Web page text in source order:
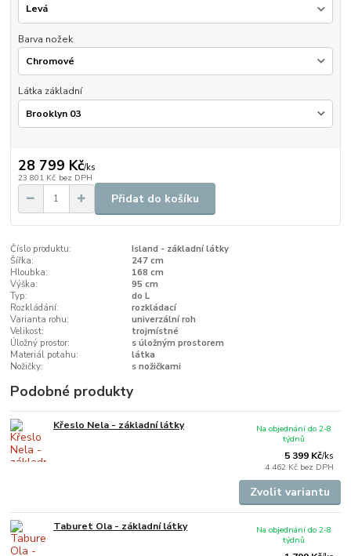
Barva nožek
Látka základní
28 799 Kč/ks
23 801 Kč bez DPH
Přidat do košíku
Číslo produktu:
Island - základní látky
Šířka:
247 cm
Hloubka:
168 cm
Výška:
95 cm
Typ:
do L
Rozkládání:
rozkládací
Varianta rohu:
univerzální roh
Velikost:
trojmístné
Úložný prostor:
s úložným prostorem
Materiál potahu:
látka
Nožičky:
s nožičkami
Podobné produkty
Křeslo Nela - základní látky
5 399 Kč/ks
4 462 Kč bez DPH
Na objednání do 2-8
týdnů
Zvolit variantu
Taburet Ola - základní látky
Na objednání do 2-8
týdnů